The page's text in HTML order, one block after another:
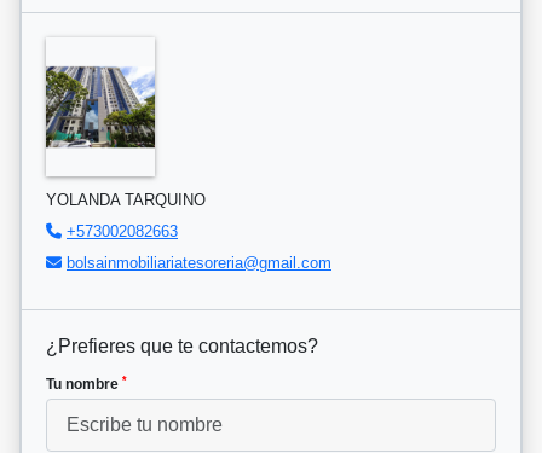
YOLANDA TARQUINO
+573002082663
bolsainmobiliariatesoreria@gmail.com
¿Prefieres que te contactemos?
Tu nombre *